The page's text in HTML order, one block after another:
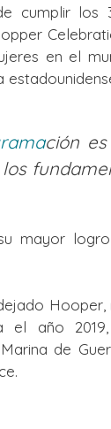
cumplir los
en el
ción
mayor
el año
de